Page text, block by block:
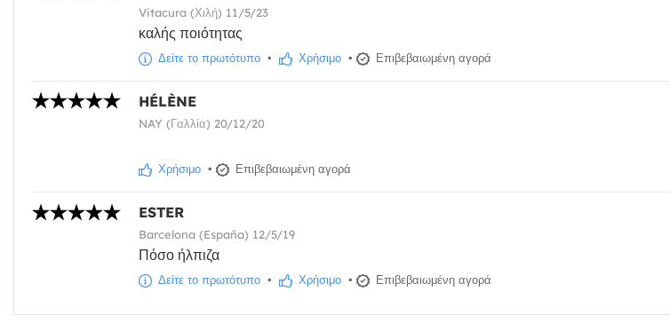
Vitacura (Χιλή) 11/5/23
καλής ποιότητας
Δείτε το πρωτότυπο • Χρήσιμο • Επιβεβαιωμένη αγορά
HÉLÈNE
NAY (Γαλλία) 20/12/20
Χρήσιμο • Επιβεβαιωμένη αγορά
ESTER
Barcelona (España) 12/5/19
Πόσο ήλπιζα
Δείτε το πρωτότυπο • Χρήσιμο • Επιβεβαιωμένη αγορά